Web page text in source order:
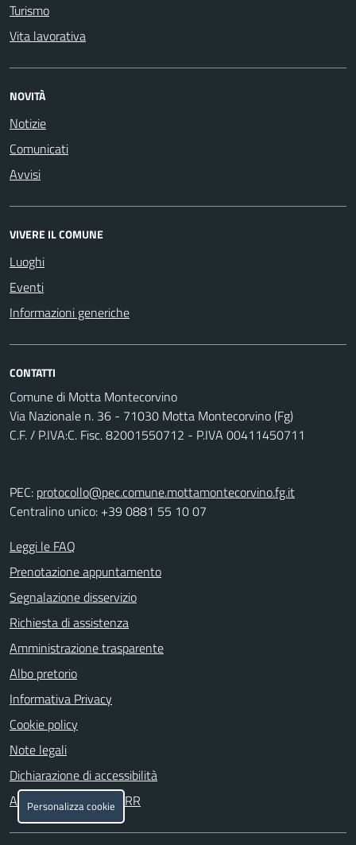
Turismo
Vita lavorativa
NOVITÀ
Notizie
Comunicati
Avvisi
VIVERE IL COMUNE
Luoghi
Eventi
Informazioni generiche
CONTATTI
Comune di Motta Montecorvino
Via Nazionale n. 36 - 71030 Motta Montecorvino (Fg)
C.F. / P.IVA:C. Fisc. 82001550712 - P.IVA 00411450711
PEC: protocollo@pec.comune.mottamontecorvino.fg.it
Centralino unico: +39 0881 55 10 07
Leggi le FAQ
Prenotazione appuntamento
Segnalazione disservizio
Richiesta di assistenza
Amministrazione trasparente
Albo pretorio
Informativa Privacy
Cookie policy
Note legali
Dichiarazione di accessibilità
Attuazione misure PNRR
Personalizza cookie